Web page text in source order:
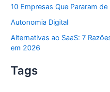
10 Empresas Que Pararam de
Autonomia Digital
Alternativas ao SaaS: 7
em 2026
Tags